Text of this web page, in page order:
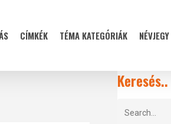
CÍMKÉK TÉMA KATEGÓRIÁK NÉVJEGY
Keresés..